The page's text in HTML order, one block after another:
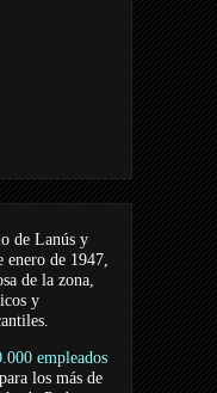
de Lanús y
de 1947,
de la zona,
y
empleados
los más de